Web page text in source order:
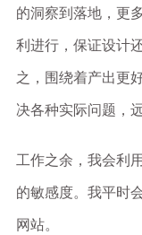
的洞察到落地，更
利进行，保证设计
之，围绕着产出更
决各种实际问题，
工作之余，我会利
的敏感度。我平时
网站。